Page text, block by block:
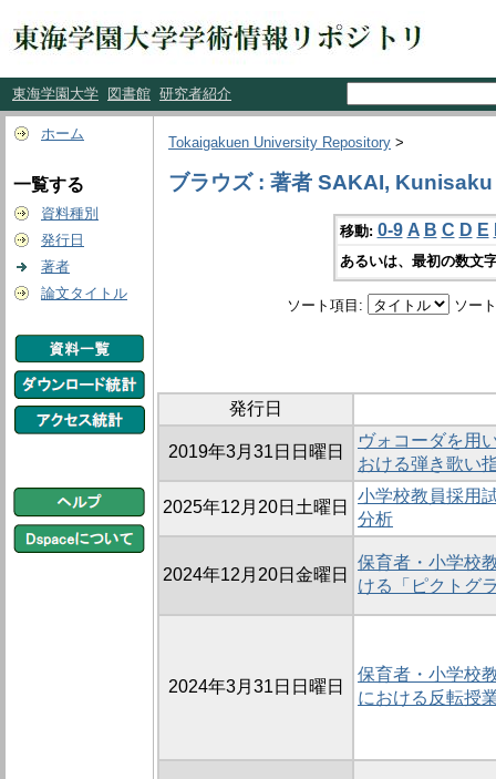
東海学園大学 図書館 研究者紹介
ホーム
一覧する
資料種別
発行日
著者
論文タイトル
Tokaigakuen University Repository >
ブラウズ : 著者 SAKAI, Kunisaku
移動: 0-9 A B C D E
あるいは、最初の数文
ソート項目: ソー
発行日
2019年3月31日日曜日
ヴォコーダを
おける弾き歌い
2025年12月20日土曜日
小学校教員採用
分析
2024年12月20日金曜日
保育者・小学校
ける「ピクトグ
2024年3月31日日曜日
保育者・小学校
における反転授